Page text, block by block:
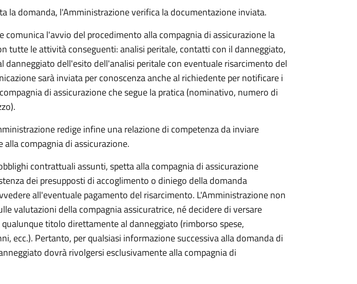
la domanda, l'Amministrazione verifica la documentazione inviata.
comunica l'avvio del procedimento alla compagnia di assicurazione la
tutte le attività conseguenti: analisi peritale, contatti con il danneggiato,
danneggiato dell'esito dell'analisi peritale con eventuale risarcimento del
sarà inviata per conoscenza anche al richiedente per notificare i
di assicurazione che segue la pratica (nominativo, numero di
redige infine una relazione di competenza da inviare
alla compagnia di assicurazione.
contrattuali assunti, spetta alla compagnia di assicurazione
dei presupposti di accoglimento o diniego della domanda
all'eventuale pagamento del risarcimento. L'Amministrazione non
valutazioni della compagnia assicuratrice, né decidere di versare
titolo direttamente al danneggiato (rimborso spese,
ecc.). Pertanto, per qualsiasi informazione successiva alla domanda di
dovrà rivolgersi esclusivamente alla compagnia di